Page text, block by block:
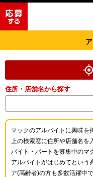
住所・店舗名から探す
マックのアルバイトに興味を
上の検索窓に住所や店舗名を
バイト・パートを募集中のマ
アルバイトがはじめてという
ア(高齢者)の方も多数活躍中で